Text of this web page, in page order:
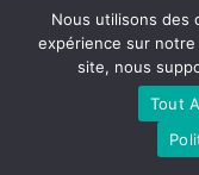
© Pointure
Nous utilisons des
expérience sur
site, nous
Tout